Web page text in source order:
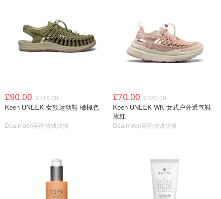
£90.00 £110.00
Keen UNEEK 女款运动鞋 橄榄色
Dealmoon英国省钱快报
£70.00 £120.00
Keen UNEEK WK 女式户外透气鞋
玫红
Dealmoon英国省钱快报